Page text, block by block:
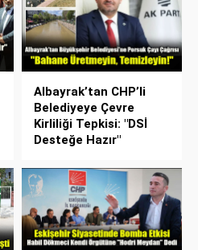
Albayrak’tan CHP’li
Belediyeye Çevre
Kirliliği Tepkisi: "DSİ
Desteğe Hazır"